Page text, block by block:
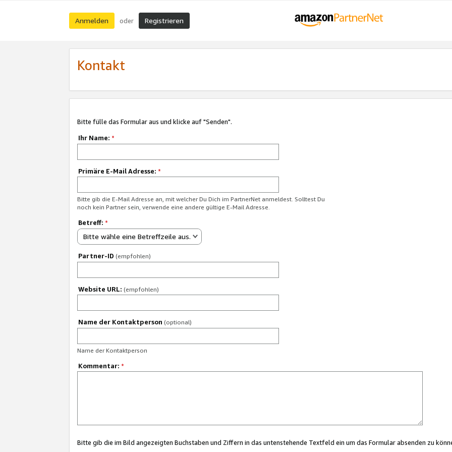
Anmelden oder Registrieren
Kontakt
Bitte fülle das Formular aus und klicke auf "Senden".
Ihr Name: *
Primäre E-Mail Adresse: *
Bitte gib die E-Mail Adresse an, mit welcher Du Dich im PartnerNet anmeldest. Solltest Du
noch kein Partner sein, verwende eine andere gültige E-Mail Adresse.
Betreff: *
Bitte wähle eine Betreffzeile aus.
Partner-ID (empfohlen)
Website URL: (empfohlen)
Name der Kontaktperson (optional)
Name der Kontaktperson
Kommentar: *
Bitte gib die im Bild angezeigten Buchstaben und Ziffern in das untenstehende Textfeld ein um das Formular absenden zu